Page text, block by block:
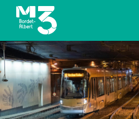
Overslaan
de
inhoud
gaan
Afbeelding